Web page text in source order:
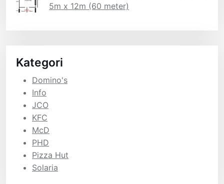
5m x 12m (60 meter)
Kategori
Domino's
Info
JCO
KFC
McD
PHD
Pizza Hut
Solaria